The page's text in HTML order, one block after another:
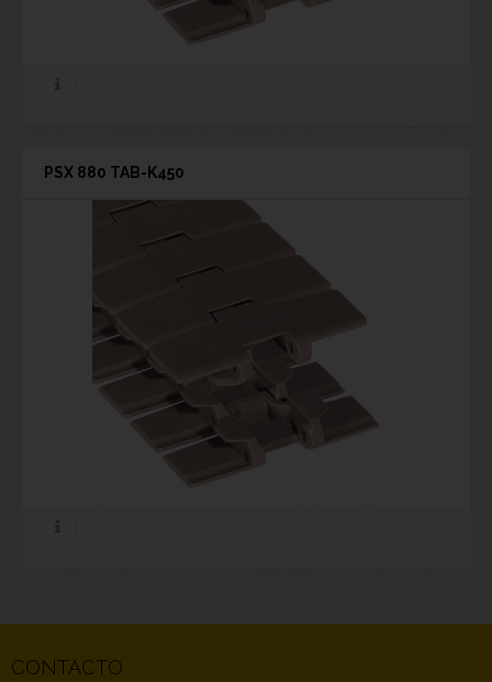
PSX 880 TAB-K450
CONTACTO